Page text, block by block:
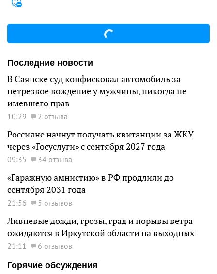
Последние новости
В Саянске суд конфисковал автомобиль за
нетрезвое вождение у мужчины, никогда не
имевшего прав
10:29 2 отзыва
Россияне начнут получать квитанции за ЖКУ
через «Госуслуги» с сентября 2027 года
09:35 34 отзыва
«Гаражную амнистию» в РФ продлили до
сентября 2031 года
21:56 5 отзывов
Ливневые дожди, грозы, град и порывы ветра
ожидаются в Иркутской области на выходных
21:11
6 отзывов
Горячие обсуждения